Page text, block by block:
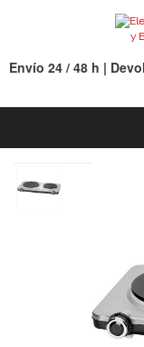
Envío 24 / 48 h |